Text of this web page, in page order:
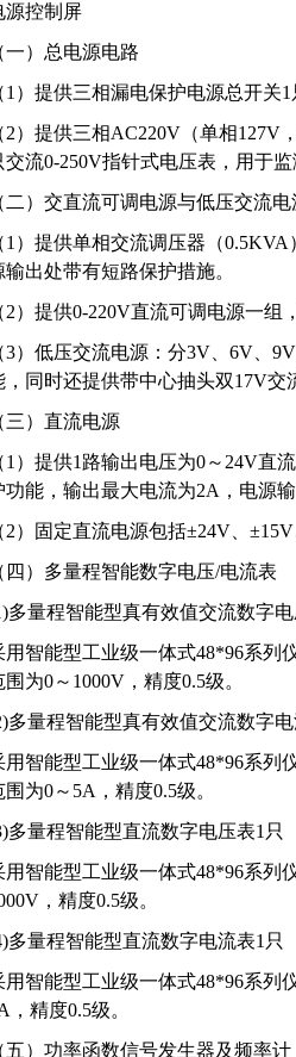
源控制屏
一）总电源电路
1）提供三相漏电保护电源总开关
2）提供三相AC220V（单相127V
交流0-250V指针式电压表，用于
二）交直流可调电源与低压交流电
1）提供单相交流调压器（
输出处带有短路保护措施。
2）提供0-220V直流可调电源一组
3）低压交流电源：分3V、6V、
，同时还提供带中心抽头双17V交
三）直流电源
1）提供1路输出电压为0～24V直
功能，输出最大电流为2A，电源
2）固定直流电源包括±24V、
四）多量程智能数字电压/电流表
多量程智能型真有效值交流数字电
用智能型工业级一体式48*96系列
围为0～1000V，精度0.5级。
多量程智能型真有效值交流数字电
用智能型工业级一体式48*96系列
围为0～5A，精度0.5级。
多量程智能型直流数字电压表1只
用智能型工业级一体式48*96系列
，精度0.5级。
多量程智能型直流数字电流表1只
用智能型工业级一体式48*96系列
，精度0.5级。
五）功率函数信号发生器及频率计